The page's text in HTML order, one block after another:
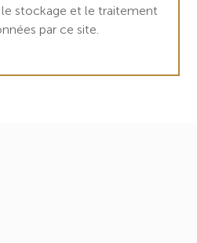
le stockage et le traitement
par ce site.